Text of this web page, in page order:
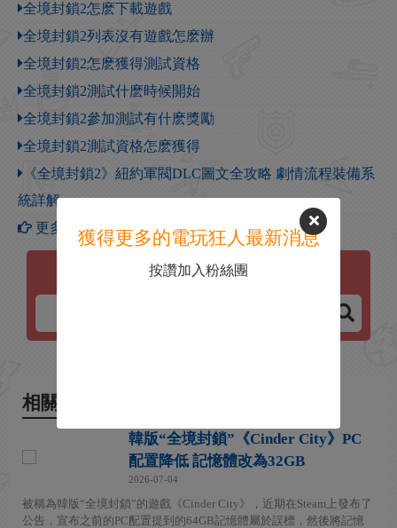
全境封鎖2怎麽下載遊戲
全境封鎖2列表沒有遊戲怎麽辦
全境封鎖2怎麽獲得測試資格
全境封鎖2測試什麽時候開始
全境封鎖2參加測試有什麽獎勵
全境封鎖2測試資格怎麽獲得
《全境封鎖2》紐約軍閥DLC圖文全攻略 劇情流程裝備系
統詳解
更多【全境封鎖2】攻略
全境封鎖2
相關新聞
韓版“全境封鎖”《Cinder City》PC
配置降低 記憶體改為32GB
2026-07-04
被稱為韓版“全境封鎖”的遊戲《Cinder City》，近期在Steam上發布了
公告，宣布之前的PC配置提到的64GB記憶體屬於誤標，然後將記憶
獲得更多的電玩狂人最新消息
按讚加入粉絲團